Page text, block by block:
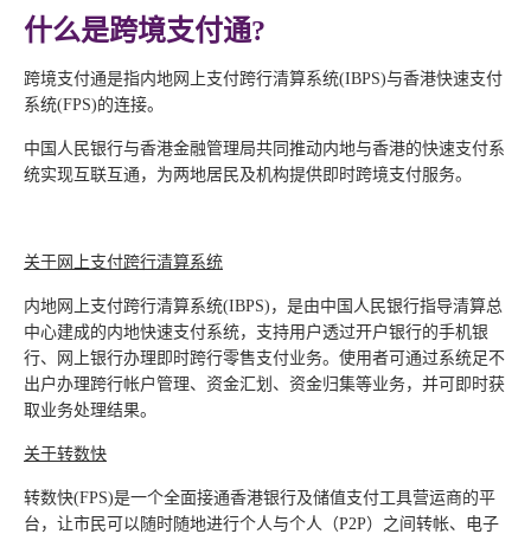
什么是跨境支付通?
跨境支付通是指内地网上支付跨行清算系统(IBPS)与香港快速支付
系统(FPS)的连接。
中国人民银行与香港金融管理局共同推动内地与香港的快速支付系
统实现互联互通，为两地居民及机构提供即时跨境支付服务。
关于网上支付跨行清算系统
内地网上支付跨行清算系统(IBPS)，是由中国人民银行指导清算总
中心建成的内地快速支付系统，支持用户透过开户银行的手机银
行、网上银行办理即时跨行零售支付业务。使用者可通过系统足不
出户办理跨行帐户管理、资金汇划、资金归集等业务，并可即时获
取业务处理结果。​​
关于转数快
转数快(FPS)是一个全面接通香港银行及储值支付工具营运商的平
台，让市民可以随时随地进行个人与个人（P2P）之间转帐、电子